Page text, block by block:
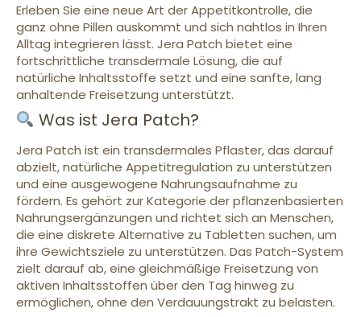
Erleben Sie eine neue Art der Appetitkontrolle, die
ganz ohne Pillen auskommt und sich nahtlos in Ihren
Alltag integrieren lässt. Jera Patch bietet eine
fortschrittliche transdermale Lösung, die auf
natürliche Inhaltsstoffe setzt und eine sanfte, lang
anhaltende Freisetzung unterstützt.
Was ist Jera Patch?
Jera Patch ist ein transdermales Pflaster, das darauf
abzielt, natürliche Appetitregulation zu unterstützen
und eine ausgewogene Nahrungsaufnahme zu
fördern. Es gehört zur Kategorie der pflanzenbasierten
Nahrungsergänzungen und richtet sich an Menschen,
die eine diskrete Alternative zu Tabletten suchen, um
ihre Gewichtsziele zu unterstützen. Das Patch-System
zielt darauf ab, eine gleichmäßige Freisetzung von
aktiven Inhaltsstoffen über den Tag hinweg zu
ermöglichen, ohne den Verdauungstrakt zu belasten.